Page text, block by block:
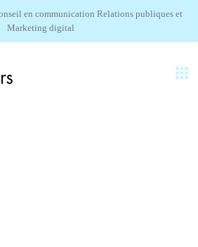
en communication Relations publiques et
Marketing digital